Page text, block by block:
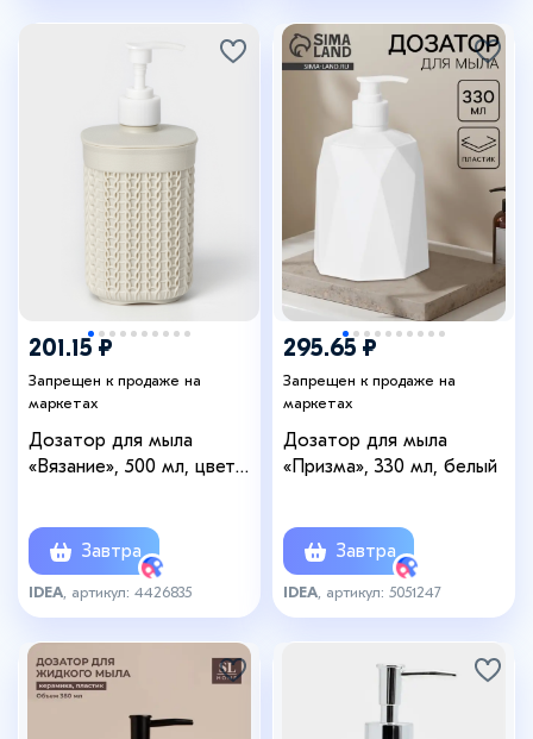
201.15 ₽
Запрещен к продаже на
маркетах
Дозатор для мыла
«Вязание», 500 мл, цвет
Завтра
IDEA , артикул: 4426835
+2
295.65 ₽
Запрещен к продаже на
маркетах
Дозатор для мыла
«Призма», 330 мл, белый
Завтра
IDEA , артикул: 5051247